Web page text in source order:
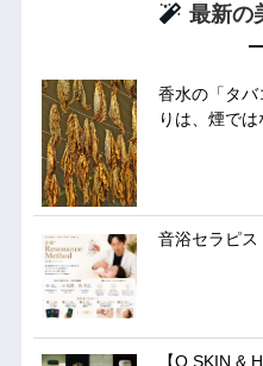
最新の
香水の「タ
りは、煙で
音浴セラピス
【O SKIN &